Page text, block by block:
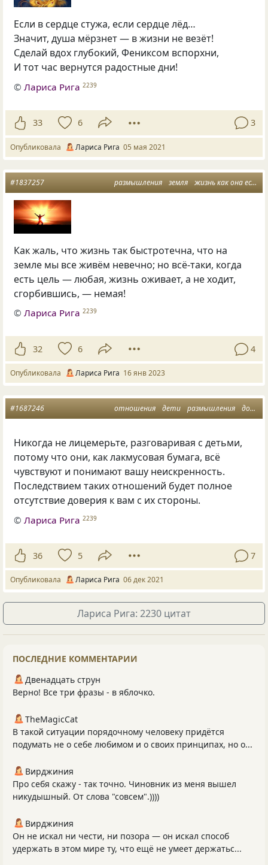
Если в сердце стужа, если сердце лёд…
Значит, душа мёрзнет — в жизни не везёт!
Сделай вдох глубокий, Фениксом вспорхни,
И тот час вернутся радостные дни!
©Лариса Рига 2239
33 6 3
Опубликовала Лариса Рига 05 мая 2021
размышления земля жизнь как она есть
#1837257
Как жаль, что жизнь так быстротечна, что на
земле мы все живём невечно; но всё-таки, когда
есть цель — любая, жизнь оживает, а не ходит,
сгорбившись, — немая!
©Лариса Рига 2239
32 6 4
Опубликовала Лариса Рига 16 янв 2023
отношения дети размышления доверие
#1687246
Никогда не лицемерьте, разговаривая с детьми,
потому что они, как лакмусовая бумага, всё
чувствуют и понимают вашу неискренность.
Последствием таких отношений будет полное
отсутствие доверия к вам с их стороны.
©Лариса Рига 2239
36 5 7
Опубликовала Лариса Рига 06 дек 2021
Лариса Рига: 2230 цитат
ПОСЛЕДНИЕ КОММЕНТАРИИ
Двенадцать струн
Верно! Все три фразы - в яблочко.
TheMagicCat
В такой ситуации порядочному человеку придётся
подумать не о себе любимом и о своих принципах, но о...
Вирджиния
Про себя скажу - так точно. Чиновник из меня вышел
никудышный. От слова "совсем".))))
Вирджиния
Он не искал ни чести, ни позора — он искал способ
удержать в этом мире ту, что ещё не умеет держатьс...